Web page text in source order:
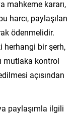
mahkeme kararı,
harcı, paylaşılan
ödenmelidir.
herhangi bir şerh,
mutlaka kontrol
açısından
paylaşımla ilgili